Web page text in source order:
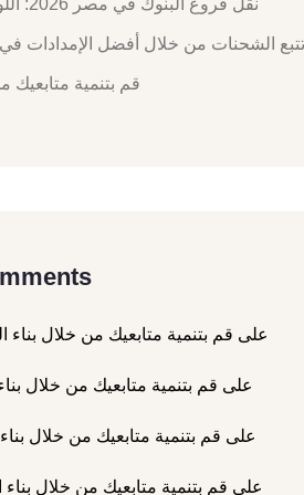
تتبع الشحنات من خلال أفضل الإمدادات في
قم بتنمية متابعيك
على قم بتنمية متابعيك من خلال بناء
على قم بتنمية متابعيك من خلال
على قم بتنمية متابعيك من خلال بناء
على قم بتنمية متابعيك من خلال بناء